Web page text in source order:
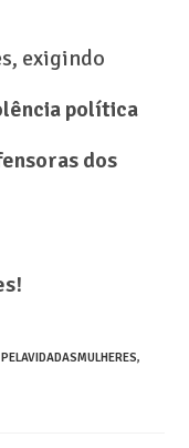
exigindo
política
dos
PELAVIDADASMULHERES,